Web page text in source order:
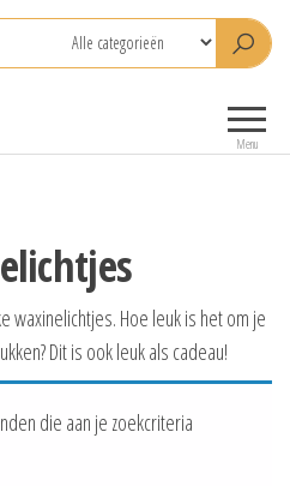
je foto
Menu
waxinelichtjes. Hoe leuk is het om je
Dit is ook leuk als cadeau!
die aan je zoekcriteria